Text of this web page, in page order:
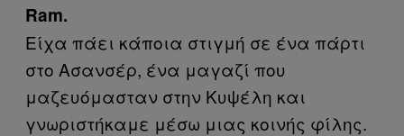
Ram.
Είχα πάει κάποια στιγμή σε ένα πάρτι
στο Ασανσέρ, ένα μαγαζί που
μαζευόμασταν στην Κυψέλη και
γνωριστήκαμε μέσω μιας κοινής φίλης.